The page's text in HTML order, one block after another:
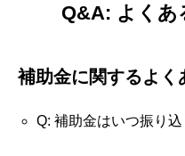
Q&A: よくあ
補助金に関するよく
Q: 補助金はいつ振り込